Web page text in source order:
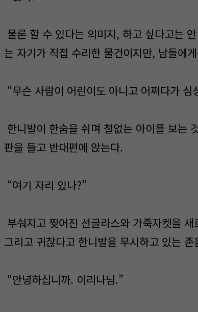
물론 할 수 있다는 의미지, 하고 싶다고는
는 자기가 직접 수리한 물건이지만, 남들에
“무슨 사람이 어린이도 아니고 어쩌다가
한니발이 한숨을 쉬며 철없는 아이를 보는
판을 들고 반대편에 앉는다.
“여기 자리 있나?”
부숴지고 찢어진 선글라스와 가죽자켓을
그리고 귀찮다고 한니발을 무시하고 있는
“안녕하십니까. 이리나님.”